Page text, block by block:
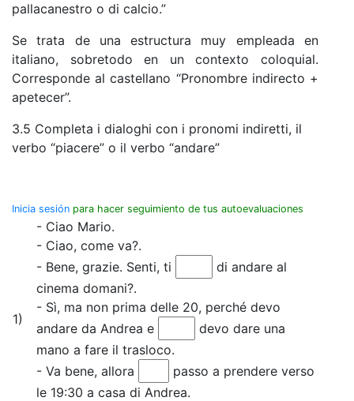
pallacanestro o di calcio.”
Se trata de una estructura muy empleada en
italiano, sobretodo en un contexto coloquial.
Corresponde al castellano “Pronombre indirecto +
apetecer”.
3.5 Completa i dialoghi con i pronomi indiretti, il
verbo “piacere” o il verbo “andare”
Inicia sesión para hacer seguimiento de tus autoevaluaciones
1)
- Ciao Mario.
- Ciao, come va?.
- Bene, grazie. Senti, ti
di andare al
cinema domani?.
- Sì, ma non prima delle 20, perché devo
andare da Andrea e
devo dare una
mano a fare il trasloco.
- Va bene, allora
passo a prendere verso
le 19:30 a casa di Andrea.